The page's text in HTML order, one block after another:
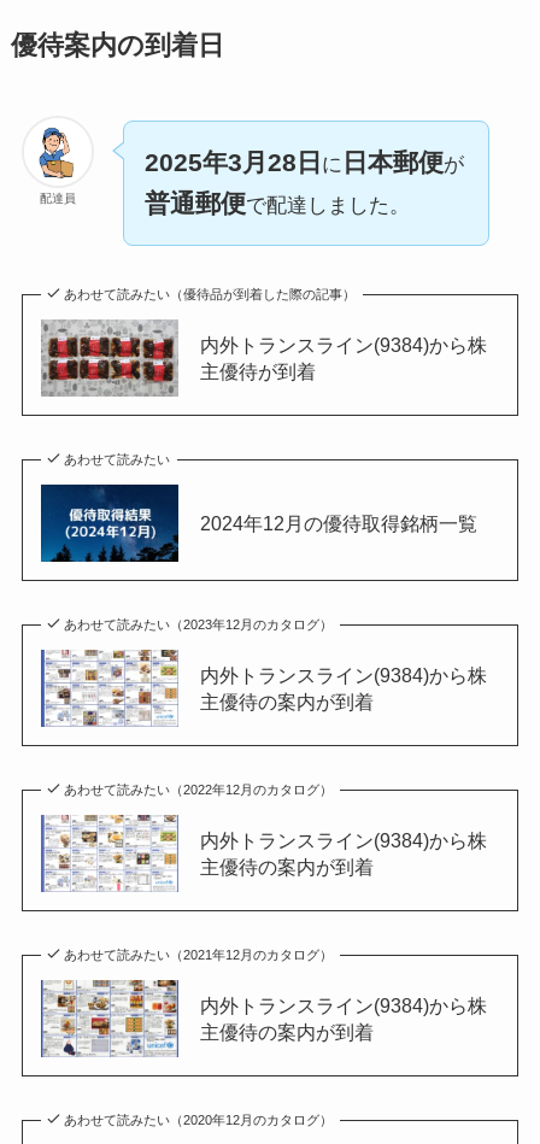
優待案内の到着日
配達員
2025年3月28日 に 日本郵便が
普通郵便で配達しました。
あわせて読みたい（優待品が到着した際の記事）
内外トランスライン(9384)から株
主優待が到着
あわせて読みたい
2024年12月の優待取得銘柄一覧
あわせて読みたい（2023年12月のカタログ）
内外トランスライン(9384)から株
主優待の案内が到着
あわせて読みたい（2022年12月のカタログ）
内外トランスライン(9384)から株
主優待の案内が到着
あわせて読みたい（2021年12月のカタログ）
内外トランスライン(9384)から株
主優待の案内が到着
あわせて読みたい（2020年12月のカタログ）